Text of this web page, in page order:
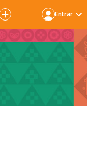
Entrar